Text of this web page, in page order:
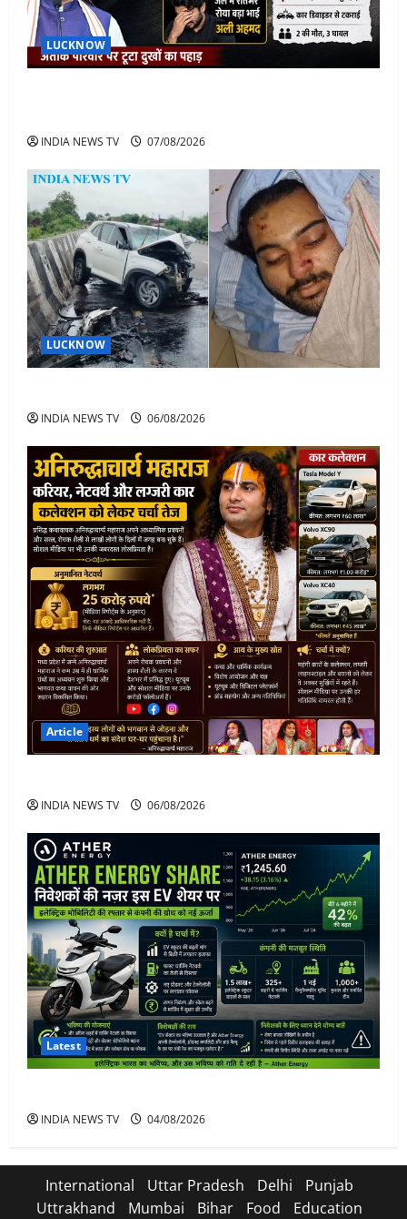
LUCKNOW
INDIA NEWS TV 07/08/2026
LUCKNOW
INDIA NEWS TV 06/08/2026
Article
INDIA NEWS TV 06/08/2026
Latest
INDIA NEWS TV 04/08/2026
International Uttar Pradesh Delhi
Punjab
Uttrakhand
Mumbai Bihar Food
Education